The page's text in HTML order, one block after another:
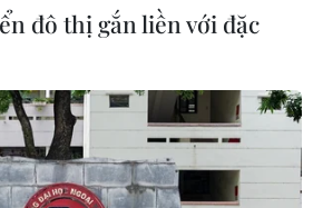
đô thị gắn liền với đặc